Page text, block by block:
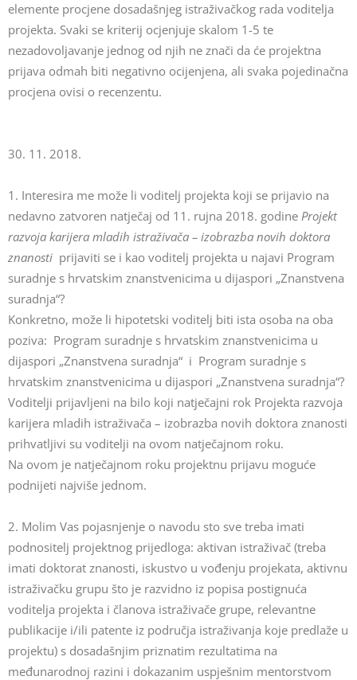
elemente procjene dosadašnjeg istraživačkog rada voditelja
projekta. Svaki se kriterij ocjenjuje skalom 1-5 te
nezadovoljavanje jednog od njih ne znači da će projektna
prijava odmah biti negativno ocijenjena, ali svaka pojedinačna
procjena ovisi o recenzentu.
30. 11. 2018.
1. Interesira me može li voditelj projekta koji se prijavio na
nedavno zatvoren natječaj od 11. rujna 2018. godine Projekt
razvoja karijera mladih istraživača – izobrazba novih doktora
znanosti prijaviti se i kao voditelj projekta u najavi Program
suradnje s hrvatskim znanstvenicima u dijaspori „Znanstvena
suradnja“?
Konkretno, može li hipotetski voditelj biti ista osoba na oba
poziva: Program suradnje s hrvatskim znanstvenicima u
dijaspori „Znanstvena suradnja“ i Program suradnje s
hrvatskim znanstvenicima u dijaspori „Znanstvena suradnja“?
Voditelji prijavljeni na bilo koji natječajni rok Projekta razvoja
karijera mladih istraživača – izobrazba novih doktora znanosti
prihvatljivi su voditelji na ovom natječajnom roku.
Na ovom je natječajnom roku projektnu prijavu moguće
podnijeti najviše jednom.
2. Molim Vas pojasnjenje o navodu sto sve treba imati
podnositelj projektnog prijedloga: aktivan istraživač (treba
imati doktorat znanosti, iskustvo u vođenju projekata, aktivnu
istraživačku grupu što je razvidno iz popisa postignuća
voditelja projekta i članova istraživače grupe, relevantne
publikacije i/ili patente iz područja istraživanja koje predlaže u
projektu) s dosadašnjim priznatim rezultatima na
međunarodnoj razini i dokazanim uspješnim mentorstvom